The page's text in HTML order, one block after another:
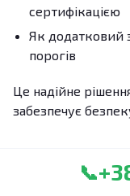
сертифікацією
Як додатковий
порогів
Це надійне
забезпечує
📞